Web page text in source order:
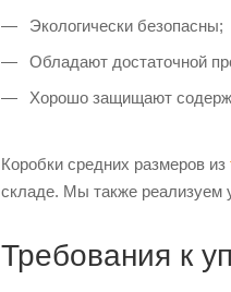
Экологически безопасны;
Обладают достаточной
Хорошо защищают
Коробки средних размеров из
складе. Мы также реализуем
Требования к